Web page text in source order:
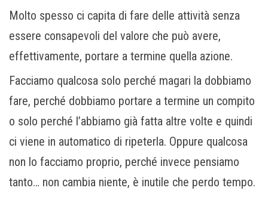
Molto spesso ci capita di fare delle attività senza
essere consapevoli del valore che può avere,
effettivamente, portare a termine quella azione.
Facciamo qualcosa solo perché magari la dobbiamo
fare, perché dobbiamo portare a termine un compito
o solo perché l’abbiamo già fatta altre volte e quindi
ci viene in automatico di ripeterla. Oppure qualcosa
non lo facciamo proprio, perché invece pensiamo
tanto… non cambia niente, è inutile che perdo tempo.